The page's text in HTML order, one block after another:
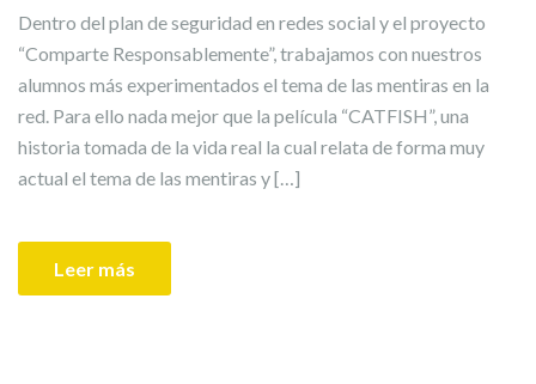
Dentro del plan de seguridad en redes social y el proyecto
“Comparte Responsablemente”, trabajamos con nuestros
alumnos más experimentados el tema de las mentiras en la
red. Para ello nada mejor que la película “CATFISH”, una
historia tomada de la vida real la cual relata de forma muy
actual el tema de las mentiras y […]
Leer más